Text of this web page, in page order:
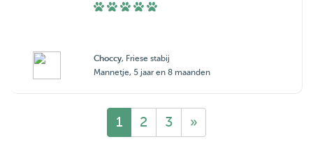
Choccy, Friese stabij
Mannetje, 5 jaar en 8 maanden
1 2 3 »